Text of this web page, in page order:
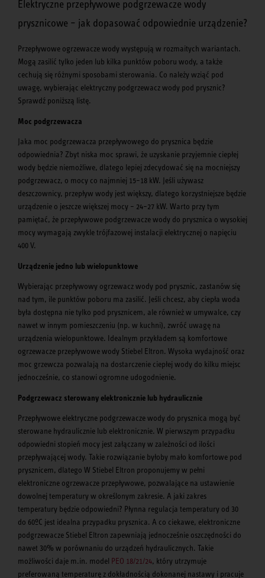
Elektryczne przepływowe podgrzewacze wody
prysznicowe – jak dopasować odpowiednie urządzenie?
Przepływowe ogrzewacze wody występują w rozmaitych wariantach.
Mogą zasilić tylko jeden lub kilka punktów poboru wody, a także
cechują się różnymi sposobami sterowania. Co należy wziąć pod
uwagę, wybierając elektryczny podgrzewacz wody pod prysznic?
Sprawdź poniższą listę.
Moc podgrzewacza
Jaka moc podgrzewacza przepływowego do prysznica będzie
odpowiednia? Zbyt niska moc sprawi, że uzyskanie przyjemnie ciepłej
wody będzie niemożliwe, dlatego lepiej zdecydować się na mocniejszy
podgrzewacz, o mocy co najmniej 15–18 kW. Jeśli używasz
deszczownicy, przepływ wody jest większy, dlatego korzystniejsze będzie
urządzenie o jeszcze większej mocy – 24–27 kW. Warto przy tym
pamiętać, że przepływowe podgrzewacze wody do prysznica o wysokiej
mocy wymagają zwykle trójfazowej instalacji elektrycznej o napięciu
400 V.
Urządzenie jedno lub wielopunktowe
Wybierając przepływowy ogrzewacz wody pod prysznic, zastanów się
nad tym, ile punktów poboru ma zasilić. Jeśli chcesz, aby ciepła woda
była dostępna nie tylko pod prysznicem, ale również w umywalce, czy
nawet w innym pomieszczeniu (np. w kuchni), zwróć uwagę na
urządzenia wielopunktowe. Idealnym przykładem są komfortowe
ogrzewacze przepływowe wody Stiebel Eltron. Wysoka wydajność oraz
moc grzewcza pozwalają na dostarczenie ciepłej wody do kilku miejsc
jednocześnie, co stanowi ogromne udogodnienie.
Podgrzewacz sterowany elektronicznie lub hydraulicznie
Przepływowe elektryczne podgrzewacze wody do prysznica mogą być
sterowane hydraulicznie lub elektronicznie. W pierwszym przypadku
odpowiedni stopień mocy jest załączany w zależności od ilości
przepływającej wody. Takie rozwiązanie byłoby mało komfortowe pod
prysznicem, dlatego W Stiebel Eltron proponujemy w pełni
elektroniczne ogrzewacze przepływowe, pozwalające na ustawienie
dowolnej temperatury w określonym zakresie. A jaki zakres
temperatury będzie odpowiedni? Płynna regulacja temperatury od 30
do 60ºC jest idealna przypadku prysznica. A co ciekawe, elektroniczne
podgrzewacze Stiebel Eltron zapewniają jednocześnie oszczędności do
nawet 30% w porównaniu do urządzeń hydraulicznych. Takie
możliwości daje m.in. model PEO 18/21/24, który utrzymuje
preferowaną temperaturę z dokładnością dokonanej nastawy i pracuje